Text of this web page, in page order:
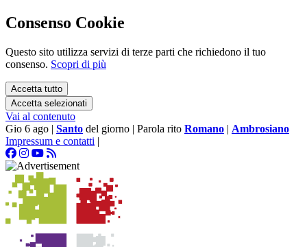
Consenso Cookie
Questo sito utilizza servizi di terze parti che richiedono il tuo
consenso. Scopri di più
Accetta tutto
Accetta selezionati
Vai al contenuto
Gio 6 ago | Santo del giorno | Parola rito Romano | Ambrosiano
Impressum e contatti |